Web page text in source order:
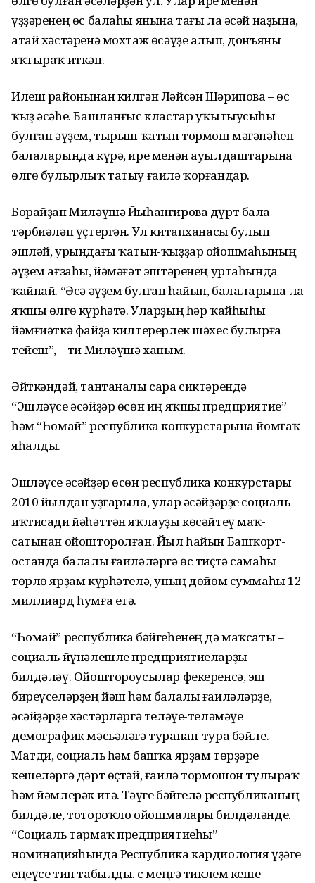
үҙҙәренең өс балаһы янына тағы ла әсәй наҙына,
атай хәстәренә мохтаж өсәүҙе алып, донъяны
яҡтыраҡ иткән.
Илеш районынан килгән Ләйсән Шә­рипова – өс
ҡыҙ әсәһе. Башланғыс кластар уҡытыусыһы
булған әүҙем, тырыш ҡатын тормош мәғәнәһен
бала­ларында күрә, ире менән ауылдаштарына
өлгө булырлыҡ татыу ғаилә ҡорғандар.
Борайҙан Миләүшә Йыһангирова дүрт бала
тәрбиәләп үҫтергән. Ул китапханасы булып
эшләй, урындағы ҡатын-ҡыҙҙар ойошмаһының
әүҙем ағзаһы, йәмәғәт эштәренең уртаһында
ҡайнай. “Әсә әүҙем булған һайын, балаларына ла
яҡшы өлгө күрһәтә. Уларҙың һәр ҡайһыһы
йәмғиәткә файҙа килтерерлек шәхес булырға
тейеш”, – ти Миләүшә ханым.
Әйткәндәй, тантаналы сара сиктә­рендә
“Эшләүсе әсәйҙәр өсөн иң яҡшы предприятие”
һәм “Һомай” республика конкурстарына йомғаҡ
яһалды.
Эшләүсе әсәйҙәр өсөн республика конкурстары
2010 йылдан уҙғарыла, улар әсәйҙәрҙе социаль-
иҡтисади йәһәттән яҡлауҙы көсәйтеү маҡ­
сатынан ойошторолған. Йыл һайын Башҡорт­
останда балалы ғаиләләргә өс тиҫтә самаһы
төрлө ярҙам күрһәтелә, уның дө­йөм суммаһы 12
миллиард һумға етә.
“Һомай” республика бәйгеһенең дә маҡсаты –
социаль йүнәлешле пред­приятиеларҙы
билдәләү. Ойоштороусылар фекеренсә, эш
биреүселәрҙең йәш һәм балалы ғаиләләрҙе,
әсәйҙәрҙе хәстәрләргә теләүе-теләмәүе
демографик мәсьәләгә туранан-тура бәйле.
Матди, социаль һәм башҡа ярҙам төрҙәре
кешеләргә дәрт өҫтәй, ғаилә тормошон тулыраҡ
һәм йәмлерәк итә. Тәүге бәйгелә республиканың
билдәле, тотороҡло ойошмалары билдәләнде.
“Социаль тармаҡ предприятиеһы”
номинацияһында Республика кардиология үҙәге
еңеүсе тип табылды. Өс меңгә тиклем кеше